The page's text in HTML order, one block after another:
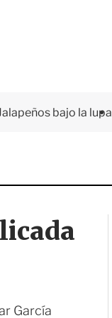
bajo la lupa
García